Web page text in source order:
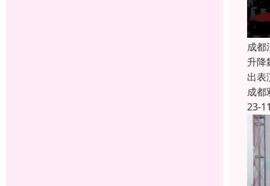
成都
升降
出表
成都
23-